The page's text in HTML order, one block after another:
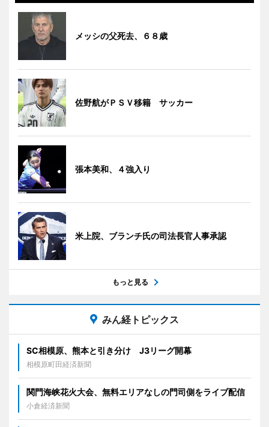
メッシの父死去、６８歳
佐野航がＰＳＶ移籍 サッカー
張本美和、４強入り
米上院、ブランチ氏の司法長官人事承認
もっと見る
みん経トピックス
SC相模原、熊本と引き分け J3リーグ開幕
相模原町田経済新聞
関門海峡花火大会、無料エリアなしの門司側をライブ配信
小倉経済新聞